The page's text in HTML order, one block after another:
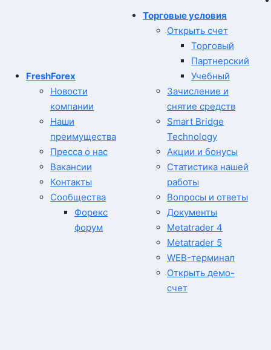
FreshForex
Новости
компании
Наши
преимущества
Пресса о нас
Вакансии
Контакты
Сообщества
Форекс
форум
Торговые условия
Открыть счет
Торговый
Партнерский
Учебный
Зачисление и
снятие средств
Smart Bridge
Technology
Акции и бонусы
Статистика нашей
работы
Вопросы и ответы
Документы
Metatrader 4
Metatrader 5
WEB-терминал
Открыть демо-
счет